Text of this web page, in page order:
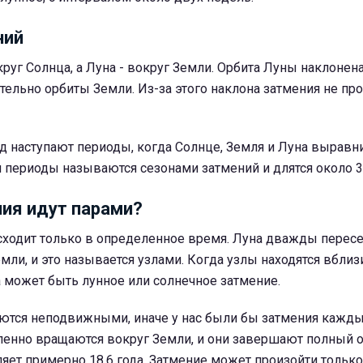
Солнца, а Луна - вокруг Земли. Орбита Луны
орбиты Земли. Из-за этого наклона затмения не
периоды, когда Солнце, Земля и Луна
периоды называются сезонами затмений и длятся около
идут парами?
только в определенное время. Луна дважды
и это называется узлами. Когда узлы находятся
может быть лунное или солнечное затмение.
неподвижными, иначе у нас были бы затмения
вращаются вокруг Земли, и они завершают полный